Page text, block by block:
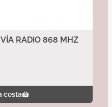
RADIO 868 MHZ
cesta